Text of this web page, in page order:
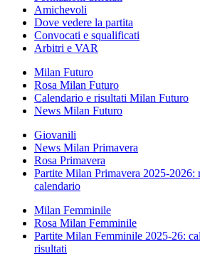
Amichevoli
Dove vedere la partita
Convocati e squalificati
Arbitri e VAR
Milan Futuro
Rosa Milan Futuro
Calendario e risultati Milan Futuro
News Milan Futuro
Giovanili
News Milan Primavera
Rosa Primavera
Partite Milan Primavera 2025-2026:
calendario
Milan Femminile
Rosa Milan Femminile
Partite Milan Femminile 2025-26:
risultati